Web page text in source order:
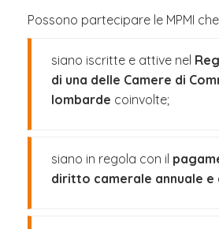
Possono partecipare le MPMI
siano iscritte e attive nel
di una delle Camere di
lombarde coinvolte;
siano in regola con il
diritto camerale annuale e